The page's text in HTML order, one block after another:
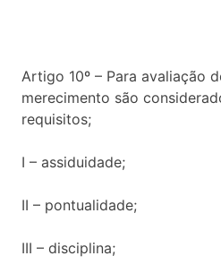
Artigo 10º – Para avaliação
merecimento são
requisitos;
I – assiduidade;
II – pontualidade;
III – disciplina;